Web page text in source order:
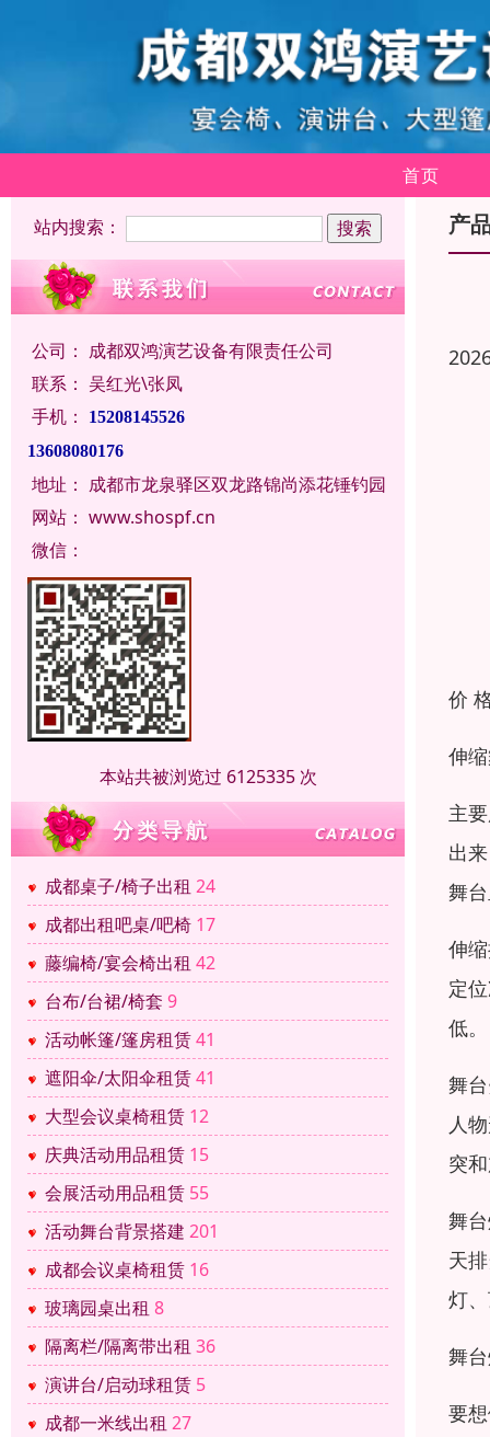
首页
站内搜索：
公司： 成都双鸿演艺设备有限责任公司
联系： 吴红光\张凤
手机：
15208145526
13608080176
地址： 成都市龙泉驿区双龙路锦尚添花锤钓园
网站： www.shospf.cn
微信：
本站共被浏览过 6125335 次
成都桌子/椅子出租 24
成都出租吧桌/吧椅 17
藤编椅/宴会椅出租 42
台布/台裙/椅套 9
活动帐篷/篷房租赁41
遮阳伞/太阳伞租赁41
大型会议桌椅租赁 12
庆典活动用品租赁 15
会展活动用品租赁 55
活动舞台背景搭建 201
成都会议桌椅租赁 16
玻璃园桌出租 8
隔离栏/隔离带出租 36
演讲台/启动球租赁 5
成都一米线出租 27
产
价
伸
主
出
舞
伸
定
低。
舞
人
突
舞
天
灯
舞
要